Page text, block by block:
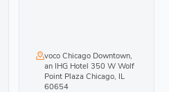
voco Chicago Downtown,
an IHG Hotel 350 W Wolf
Point Plaza Chicago, IL
60654